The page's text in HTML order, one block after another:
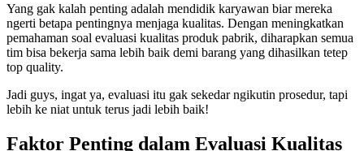
Yang gak kalah penting adalah mendidik karyawan biar mereka
ngerti betapa pentingnya menjaga kualitas. Dengan meningkatkan
pemahaman soal evaluasi kualitas produk pabrik, diharapkan semua
tim bisa bekerja sama lebih baik demi barang yang dihasilkan tetep
top quality.
Jadi guys, ingat ya, evaluasi itu gak sekedar ngikutin prosedur, tapi
lebih ke niat untuk terus jadi lebih baik!
Faktor Penting dalam Evaluasi Kualitas